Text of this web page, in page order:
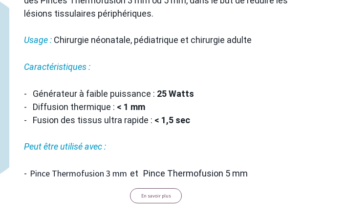
lésions tissulaires périphériques.
Usage : Chirurgie néonatale, pédiatrique et chirurgie adulte
Caractéristiques :
- Générateur à faible puissance : 25 Watts
- Diffusion thermique : < 1 mm
- Fusion des tissus ultra rapide : < 1,5 sec
Peut être utilisé avec :
- Pince Thermofusion 3 mm et Pince Thermofusion 5 mm
En savoir plus